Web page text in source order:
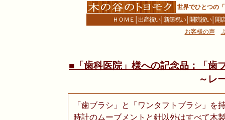
世界でひとつの
ＨＯＭＥ │出産祝い│新築祝い│開院祝い│開
お客様の声
■「歯科医院」様への記念品：「歯
～レ
「歯ブラシ」と「ワンタフトブラシ」
時計のムーブメントと針以外はすべて木